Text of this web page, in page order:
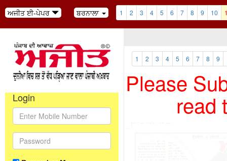
ਅਜੀਤ ਈ-ਪੇਪਰ ਬਰਨਾਲਾ 1 2 3 4 5 6 7 8 9 10
Login
1 2 3 4 5 6 7 8 9
Please
read